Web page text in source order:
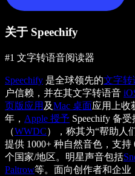
关于 Speechify
#1 文字转语音阅读器
Speechify 是全球领先的文字转
户信赖，并在其文字转语音
页版应用 及Mac 桌面应用上收
年， Apple 授予 Speechify 备
（WWDC），称其为“帮助人
提供 1000+ 种自然音色，支
个国家/地区。明星声音包括
Paltrow等。面向创作者和企业